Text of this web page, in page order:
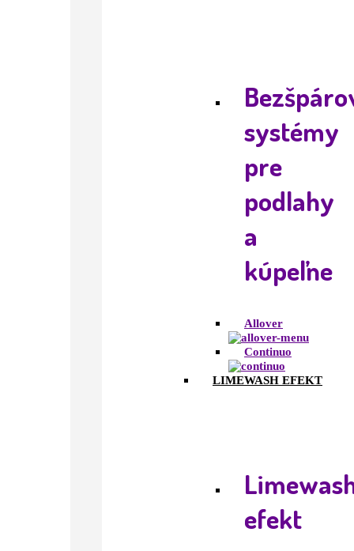
systémy
pre
podlahy
a
kúpeľne
Allover
Continuo
LIMEWASH EFEKT
efekt